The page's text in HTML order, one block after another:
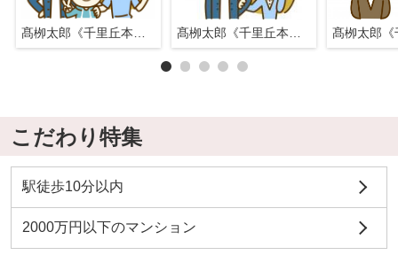
こだわり特集
駅徒歩10分以内
2000万円以下のマンション